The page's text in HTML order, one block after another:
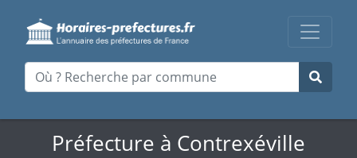
Préfecture à Contrexéville